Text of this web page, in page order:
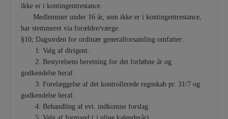
ikke er i kontingentrestance.
Medlemmer under 16 år, som ikke er i kontingentrestance,
har stemmeret via forældre/værge.
§10; Dagsorden for ordinær generalforsamling omfatter:
1: Valg af dirigent.
2: Bestyrelsens beretning for det forløbne år og
godkendelse heraf.
3: Forelæggelse af det kontrollerede regnskab pr. 31/7 og
godkendelse heraf.
4: Behandling af evt. indkomne forslag.